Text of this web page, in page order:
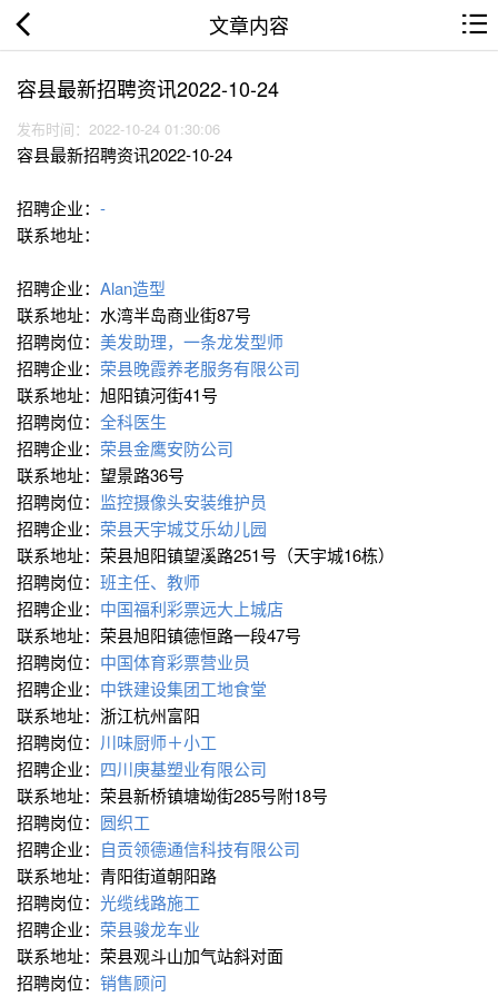
文章内容
容县最新招聘资讯2022-10-24
发布时间：2022-10-24 01:30:06
容县最新招聘资讯2022-10-24
招聘企业： -
联系地址：
招聘企业： Alan造型
联系地址：水湾半岛商业街87号
招聘岗位： 美发助理，一条龙发型师
招聘企业： 荣县晚霞养老服务有限公司
联系地址：旭阳镇河街41号
招聘岗位： 全科医生
招聘企业： 荣县金鹰安防公司
联系地址：望景路36号
招聘岗位： 监控摄像头安装维护员
招聘企业： 荣县天宇城艾乐幼儿园
联系地址：荣县旭阳镇望溪路251号（天宇城16栋）
招聘岗位： 班主任、教师
招聘企业： 中国福利彩票远大上城店
联系地址：荣县旭阳镇德恒路一段47号
招聘岗位： 中国体育彩票营业员
招聘企业： 中铁建设集团工地食堂
联系地址：浙江杭州富阳
招聘岗位： 川味厨师＋小工
招聘企业： 四川庚基塑业有限公司
联系地址：荣县新桥镇塘坳街285号附18号
招聘岗位： 圆织工
招聘企业： 自贡领德通信科技有限公司
联系地址：青阳街道朝阳路
招聘岗位： 光缆线路施工
招聘企业： 荣县骏龙车业
联系地址：荣县观斗山加气站斜对面
招聘岗位： 销售顾问